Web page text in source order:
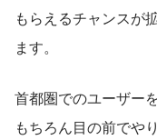
もらえるチャンスが
ます。
首都圏でのユーザー
もちろん目の前でや